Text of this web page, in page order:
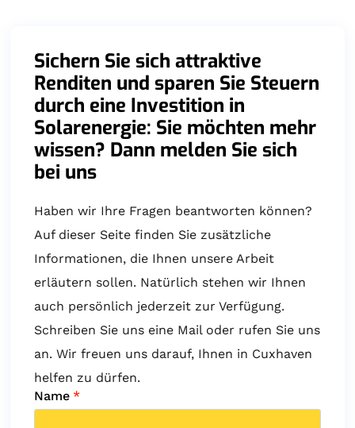
Sichern Sie sich attraktive
Renditen und sparen Sie Steuern
durch eine Investition in
Solarenergie: Sie möchten mehr
wissen? Dann melden Sie sich
bei uns
Haben wir Ihre Fragen beantworten können?
Auf dieser Seite finden Sie zusätzliche
Informationen, die Ihnen unsere Arbeit
erläutern sollen. Natürlich stehen wir Ihnen
auch persönlich jederzeit zur Verfügung.
Schreiben Sie uns eine Mail oder rufen Sie uns
an. Wir freuen uns darauf, Ihnen in Cuxhaven
helfen zu dürfen.
Name *